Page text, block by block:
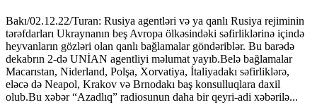
Bakı/02.12.22/Turan: Rusiya agentləri və ya qanlı Rusiya rejiminin
tərəfdarları Ukraynanın beş Avropa ölkəsindəki səfirliklərinə içində
heyvanların gözləri olan qanlı bağlamalar göndəriblər. Bu barədə
dekabrın 2-də UNİAN agentliyi məlumat yayıb.Belə bağlamalar
Macarıstan, Niderland, Polşa, Xorvatiya, İtaliyadakı səfirliklərə,
eləcə də Neapol, Krakov və Brnodakı baş konsulluqlara daxil
olub.Bu xəbər “Azadlıq” radiosunun daha bir qeyri-adi xəbərilə...